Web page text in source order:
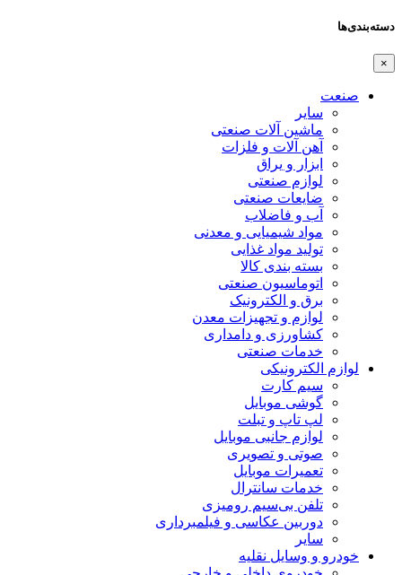
دسته‌بندی‌ها
×
صنعت
سایر
ماشین آلات صنعتی
آهن آلات و فلزات
ابزار و یراق
لوازم صنعتی
ضایعات صنعتی
آب و فاضلاب
مواد شیمیایی و معدنی
تولید مواد غذایی
بسته بندی کالا
اتوماسیون صنعتی
برق و الکترونیک
لوازم و تجهیزات معدن
کشاورزی و دامداری
خدمات صنعتی
لوازم الکترونیکی
سیم کارت
گوشی موبایل
لپ تاپ و تبلت
لوازم جانبی موبایل
صوتی و تصویری
تعمیرات موبایل
خدمات سانترال
تلفن بی‌سیم رومیزی
دوربین عکاسی و فیلمبرداری
سایر
خودرو و وسایل نقلیه